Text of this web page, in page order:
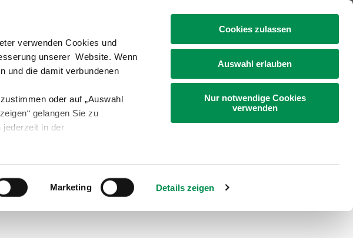
verwenden Cookies und
unserer Website. Wenn
und die damit verbundenen
oder auf „Auswahl
gelangen Sie zu
jederzeit in der
Marketing Details zeigen
Cookies zulassen
Auswahl erlauben
Nur notwendige Cookies
verwenden
Fischerei Landleben